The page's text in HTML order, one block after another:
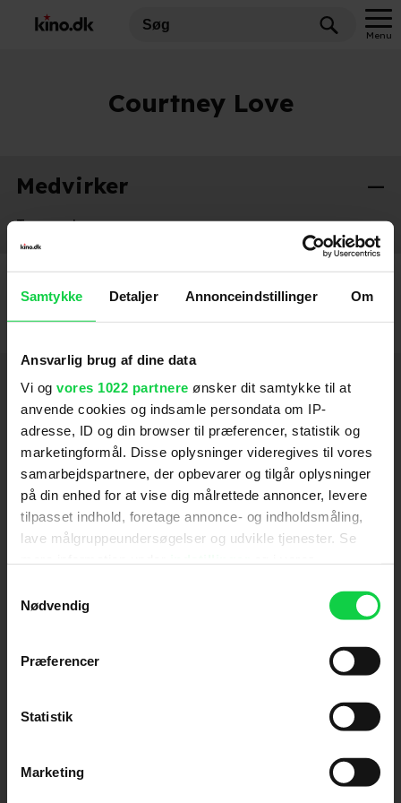
Samtykke Detaljer Annonceindstillinger Om
Ansvarlig brug af dine data
Vi og vores 1022 partnere ønsker dit samtykke til at
anvende cookies og indsamle persondata om IP-
adresse, ID og din browser til præferencer, statistik og
marketingformål. Disse oplysninger videregives til vores
samarbejdspartnere, der opbevarer og tilgår oplysninger
på din enhed for at vise dig målrettede annoncer, levere
tilpasset indhold, foretage annonce- og indholdsmåling,
lave målgruppeundersøgelser og udvikle tjenester. Se
tilbage eller ændre indstillinger fra vores
"Cookiedeklaration", eller ved at trykke på "Privacy
Indsamle præcise oplysninger om din placering,
Identificere din enhed baseret på en scanning af
dens unikke karakteristika (fingerprinting)
Nødvendig
Præferencer
Statistik
Marketing
Menu
Courtney Love
Medvirker
Trapped 2003
Hold dig opdateret
Send
Ved tilmelding accepterer jeg samtidig
Kino.dks Markedsføringssamtykke